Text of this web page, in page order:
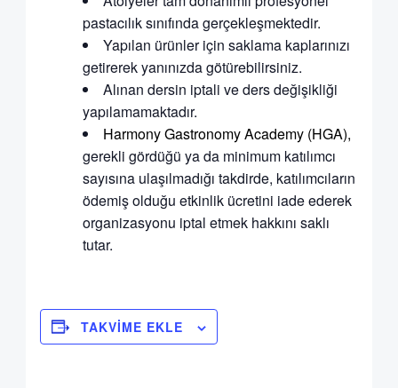
pastacılık sınıfında gerçekleşmektedir.
Yapılan ürünler için saklama kaplarınızı
getirerek yanınızda götürebilirsiniz.
Alınan dersin iptali ve ders değişikliği
yapılamamaktadır.
Harmony Gastronomy Academy (HGA),
gerekli gördüğü ya da minimum katılımcı
sayısına ulaşılmadığı takdirde, katılımcıların
ödemiş olduğu etkinlik ücretini iade ederek
organizasyonu iptal etmek hakkını saklı
tutar.
TAKVIME EKLE